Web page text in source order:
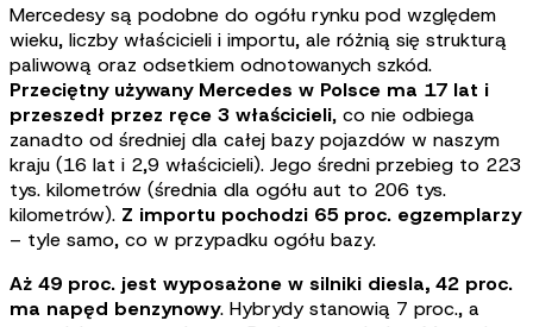
Mercedesy są podobne do ogółu rynku pod względem
wieku, liczby właścicieli i importu, ale różnią się strukturą
paliwową oraz odsetkiem odnotowanych szkód.
Przeciętny używany Mercedes w Polsce ma 17 lat i
przeszedł przez ręce 3 właścicieli, co nie odbiega
zanadto od średniej dla całej bazy pojazdów w naszym
kraju (16 lat i 2,9 właścicieli). Jego średni przebieg to 223
tys. kilometrów (średnia dla ogółu aut to 206 tys.
kilometrów). Z importu pochodzi 65 proc. egzemplarzy
– tyle samo, co w przypadku ogółu bazy.
Aż 49 proc. jest wyposażone w silniki diesla, 42 proc.
ma napęd benzynowy. Hybrydy stanowią 7 proc., a